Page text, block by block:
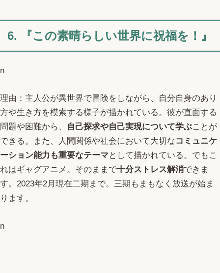
6. 『この素晴らしい世界に祝福を！』
n
理由：主人公が異世界で冒険をしながら、自分自身のあり
方や生き方を模索する様子が描かれている。彼が直面する
問題や困難から、
自己探求や自己実現について学ぶことが
できる。また、人間関係や社会において大切なコミュニケ
ーション能力も重要なテーマ として描かれている。でもこ
れはギャグアニメ。そのままで十分ストレス解消できま
す。2023年2月現在二期まで。三期もまもなく放送が始ま
ります。
n